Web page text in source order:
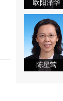
欧阳泽华
陈星莺